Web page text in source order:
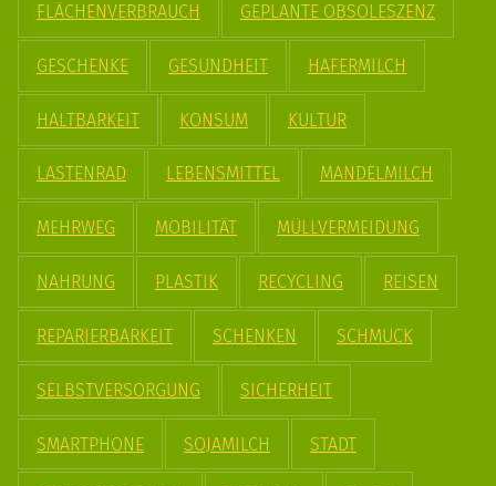
FLÄCHENVERBRAUCH GEPLANTE OBSOLESZENZ
GESCHENKE GESUNDHEIT HAFERMILCH
HALTBARKEIT KONSUM KULTUR
LASTENRAD LEBENSMITTEL MANDELMILCH
MEHRWEG MOBILITÄT MÜLLVERMEIDUNG
NAHRUNG PLASTIK RECYCLING REISEN
REPARIERBARKEIT SCHENKEN SCHMUCK
SELBSTVERSORGUNG SICHERHEIT
SMARTPHONE SOJAMILCH STADT